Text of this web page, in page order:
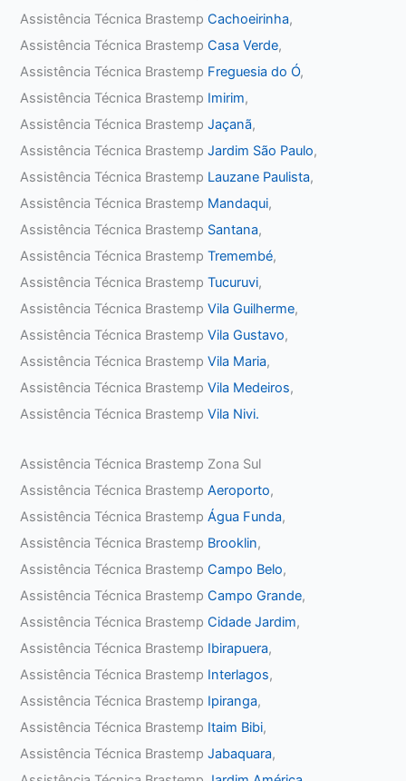
Assistência Técnica BrastempCachoeirinha,
Assistência Técnica BrastempCasa Verde,
Assistência Técnica Brastemp Freguesia do Ó,
Assistência Técnica Brastemp Imirim,
Assistência Técnica BrastempJaçanã,
Assistência Técnica BrastempJardim São Paulo,
Assistência Técnica Brastemp Lauzane Paulista,
Assistência Técnica Brastemp Mandaqui,
Assistência Técnica Brastemp Santana,
Assistência Técnica BrastempTremembé,
Assistência Técnica BrastempTucuruvi,
Assistência Técnica BrastempVila Guilherme,
Assistência Técnica BrastempVila Gustavo,
Assistência Técnica BrastempVila Maria,
Assistência Técnica BrastempVila Medeiros,
Assistência Técnica BrastempVila Nivi.
Assistência Técnica Brastemp Zona Sul
Assistência Técnica BrastempAeroporto,
Assistência Técnica BrastempÁgua Funda,
Assistência Técnica Brastemp Brooklin,
Assistência Técnica BrastempCampo Belo,
Assistência Técnica BrastempCampo Grande,
Assistência Técnica BrastempCidade Jardim,
Assistência Técnica Brastemp Ibirapuera,
Assistência Técnica Brastemp Interlagos,
Assistência Técnica Brastemp Ipiranga,
Assistência Técnica Brastemp Itaim Bibi,
Assistência Técnica BrastempJabaquara,